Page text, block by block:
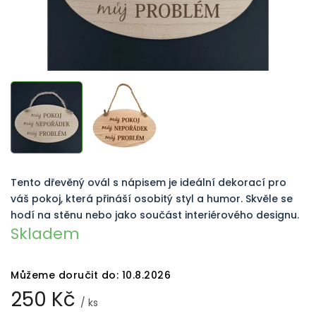
250 Kč / ks
Skladem
Můžeme doručit do: 10.8.2026
Tento dřevěný ovál s nápisem je ideální dekorací pro
váš pokoj, která přináší osobitý styl a humor. Skvěle se
hodí na stěnu nebo jako součást interiérového designu.